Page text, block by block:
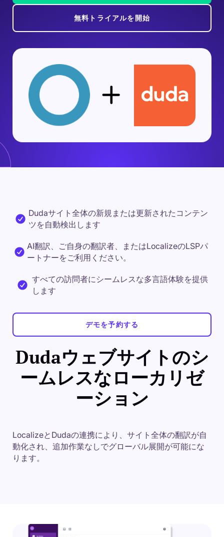
無料トライアルを開始
Dudaウェブサイトのシ
ームレスなローカリゼ
ーション
LocalizeとDudaの連携により、サイト全体の翻訳が自
動化され、追加作業なしでグローバル展開が可能にな
ります。
Dudaサイト全体の新規または更新されたコンテン
ツを自動検出します
AI翻訳、ご自身の翻訳者、またはLocalizeのLSPパ
ートナーをご利用ください。
すべての訪問者にシームレスな多言語体験を提供
します
デモを予約する